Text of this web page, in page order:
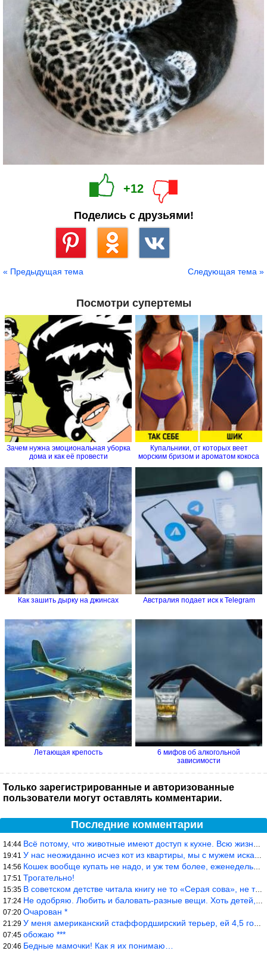
+12
Поделись с друзьями!
« Предыдущая тема Следующая тема »
Посмотри супертемы
Зачем нужна эмоциональная уборка
дома и как её провести
Купальники, от которых веет
морским бризом и ароматом кокоса
Как зашить дырку на джинсах Австралия подает иск к Telegram
Летающая крепость
6 мифов об алкогольной
зависимости
Только зарегистрированные и авторизованные
пользователи могут оставлять комментарии.
Последние комментарии
14:44 Всё потому, что животные имеют доступ к кухне. Всю жизнь живу с
19:41 У нас неожиданно исчез кот из квартиры, мы с мужем искали повсюд
14:56 Кошек вообще купать не надо, и уж тем более, еженедельно, как лю
17:51 Трогательно!
15:35 В советском детстве читала книгу не то «Серая сова», не то ещё к
17:24 Не одобряю. Любить и баловать-разные вещи. Хоть детей, хоть коше
07:20 Очарован *
21:29 У меня американский стаффордширский терьер, ей 4,5 года, но ни р
07:45 обожаю ***
20:46 Бедные мамочки! Как я их понимаю…